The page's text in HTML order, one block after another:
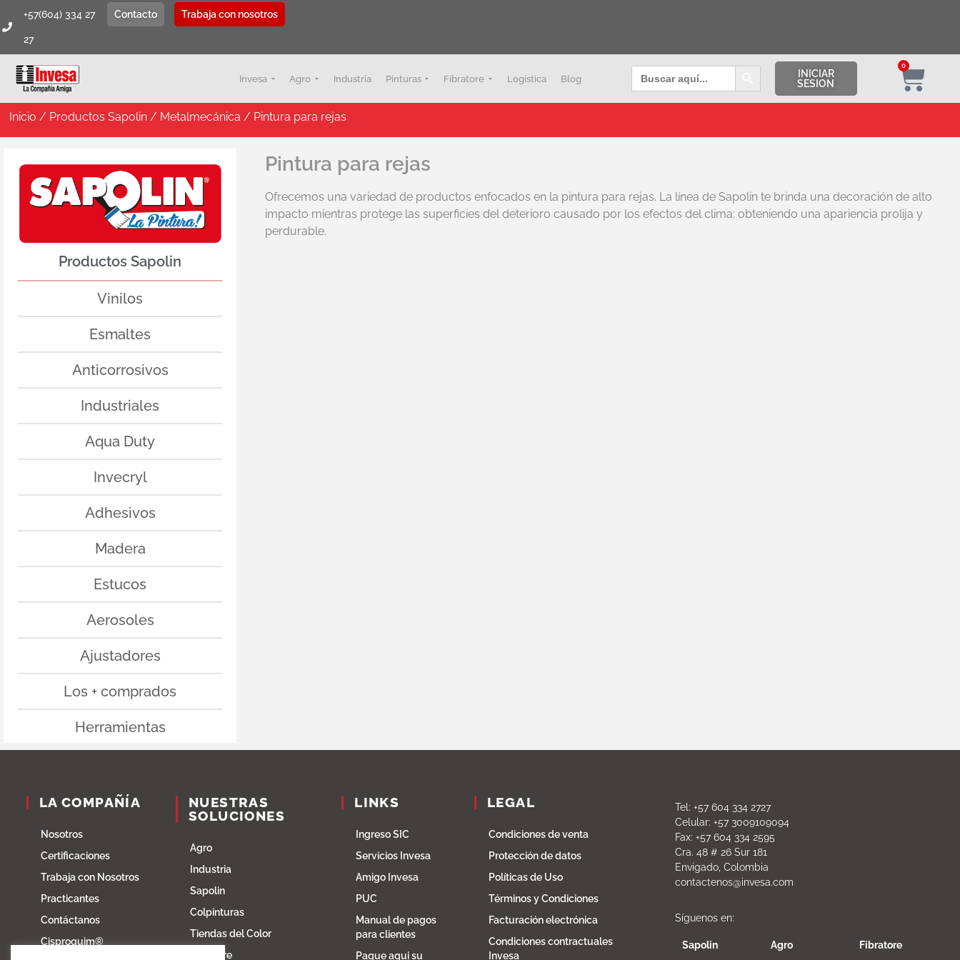
+57(604) 334 27
27
Contacto Trabaja con nosotros
Invesa Agro Industria Pinturas Fibratore Logística Blog
Buscar: Botón de búsqueda
INICIAR
SESION
0
Inicio / Productos Sapolin / Metalmecánica / Pintura para rejas
Productos Sapolin
Vinilos
Esmaltes
Anticorrosivos
Industriales
Aqua Duty
Invecryl
Adhesivos
Madera
Estucos
Aerosoles
Ajustadores
Los + comprados
Herramientas
Pintura para rejas
Ofrecemos una variedad de productos enfocados en la pintura para rejas. La línea de Sapolin te brinda una decoración de alto
impacto mientras protege las superficies del deterioro causado por los efectos del clima; obteniendo una apariencia prolija y
perdurable.
LA COMPAÑÍA
Nosotros
Certificaciones
Trabaja con Nosotros
Practicantes
Contáctanos
Cisproquim®
NUESTRAS
SOLUCIONES
Agro
Industria
Sapolin
Colpinturas
Tiendas del Color
Fibratore
LINKS
Ingreso SIC
Servicios Invesa
Amigo Invesa
PUC
Manual de pagos
para clientes
Pague aqui su
LEGAL
Condiciones de venta
Protección de datos
Políticas de Uso
Términos y Condiciones
Facturación electrónica
Condiciones contractuales
Invesa
Tel: +57 604 334 2727
Celular: +57 3009109094
Fax: +57 604 334 2595
Cra. 48 # 26 Sur 181
Envigado, Colombia
contactenos@invesa.com
Síguenos en:
Sapolin Agro Fibratore